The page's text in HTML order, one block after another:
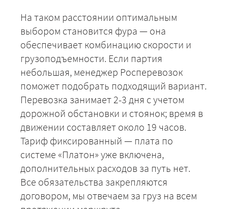
На таком расстоянии оптимальным
выбором становится фура — она
обеспечивает комбинацию скорости и
грузоподъемности. Если партия
небольшая, менеджер Росперевозок
поможет подобрать подходящий вариант.
Перевозка занимает 2-3 дня с учетом
дорожной обстановки и стоянок; время в
движении составляет около 19 часов.
Тариф фиксированный — плата по
системе «Платон» уже включена,
дополнительных расходов за путь нет.
Все обязательства закрепляются
договором, мы отвечаем за груз на всем
+7 (499) 520-05-23